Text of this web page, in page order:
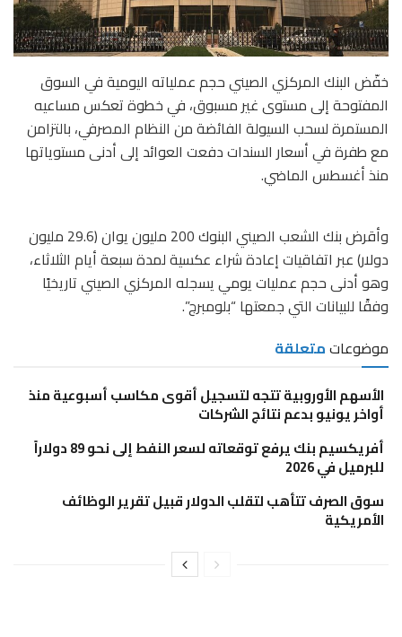
خفّض البنك المركزي الصيني حجم عملياته اليومية في السوق
المفتوحة إلى مستوى غير مسبوق، في خطوة تعكس مساعيه
المستمرة لسحب السيولة الفائضة من النظام المصرفي، بالتزامن
مع طفرة في أسعار السندات دفعت العوائد إلى أدنى مستوياتها
منذ أغسطس الماضي.
وأقرض بنك الشعب الصيني البنوك 200 مليون يوان (29.6 مليون
دولار) عبر اتفاقيات إعادة شراء عكسية لمدة سبعة أيام الثلاثاء،
وهو أدنى حجم عمليات يومي يسجله المركزي الصيني تاريخيًا
وفقًا للبيانات التي جمعتها “بلومبرج”.
موضوعاتمتعلقة
الأسهم الأوروبية تتجه لتسجيل أقوى مكاسب أسبوعية منذ
أواخر يونيو بدعم نتائج الشركات
أفريكسيم بنك يرفع توقعاته لسعر النفط إلى نحو 89 دولاراً
للبرميل في 2026
سوق الصرف تتأهب لتقلب الدولار قبيل تقرير الوظائف
الأمريكية